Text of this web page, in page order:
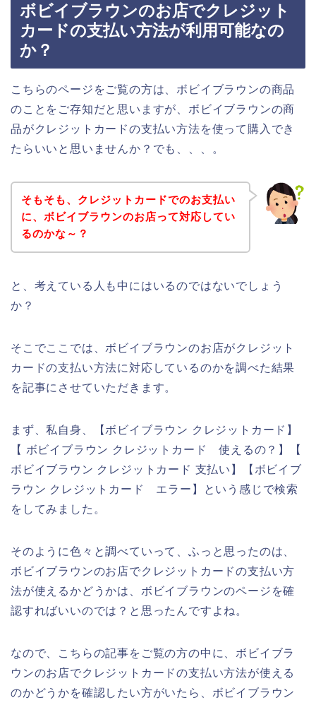
ボビイブラウンのお店でクレジット
カードの支払い方法が利用可能なの
か？
こちらのページをご覧の方は、ボビイブラウンの商品
のことをご存知だと思いますが、ボビイブラウンの商
品がクレジットカードの支払い方法を使って購入でき
たらいいと思いませんか？でも、、、。
そもそも、クレジットカードでのお支払い
に、ボビイブラウンのお店って対応してい
るのかな～？
と、考えている人も中にはいるのではないでしょう
か？
そこでここでは、ボビイブラウンのお店がクレジット
カードの支払い方法に対応しているのかを調べた結果
を記事にさせていただきます。
まず、私自身、【ボビイブラウン クレジットカード】
【 ボビイブラウン クレジットカード 使えるの？】【
ボビイブラウン クレジットカード 支払い】【ボビイブ
ラウン クレジットカード エラー】という感じで検索
をしてみました。
そのように色々と調べていって、ふっと思ったのは、
ボビイブラウンのお店でクレジットカードの支払い方
法が使えるかどうかは、ボビイブラウンのページを確
認すればいいのでは？と思ったんですよね。
なので、こちらの記事をご覧の方の中に、ボビイブラ
ウンのお店でクレジットカードの支払い方法が使える
のかどうかを確認したい方がいたら、ボビイブラウン